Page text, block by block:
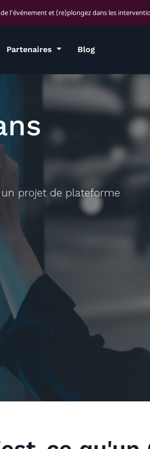
l’événement et (re)plongez dans les
Partenaires Blog
projet de plateforme